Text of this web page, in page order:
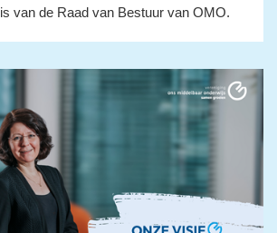
van de Raad van Bestuur van OMO.